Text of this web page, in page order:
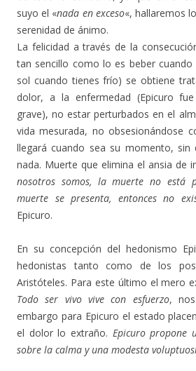
suyo el «nada en exceso«, hallaremos
serenidad de ánimo.
La felicidad a través de la
tan sencillo como lo es beber
sol cuando tienes frío) se obtiene
dolor, a la enfermedad (Epicuro
grave), no estar perturbados en el
vida mesurada, no obsesionándose
llegará cuando sea su momento, sin
nada. Muerte que elimina el ansia de
nosotros somos, la muerte no está
muerte se presenta, entonces no
Epicuro.
En su concepción del hedonismo
hedonistas tanto como de los
Aristóteles. Para este último el mero
Todo ser vivo vive con esfuerzo,
embargo para Epicuro el estado
el dolor lo extraño. Epicuro propone
sobre la calma y una modesta